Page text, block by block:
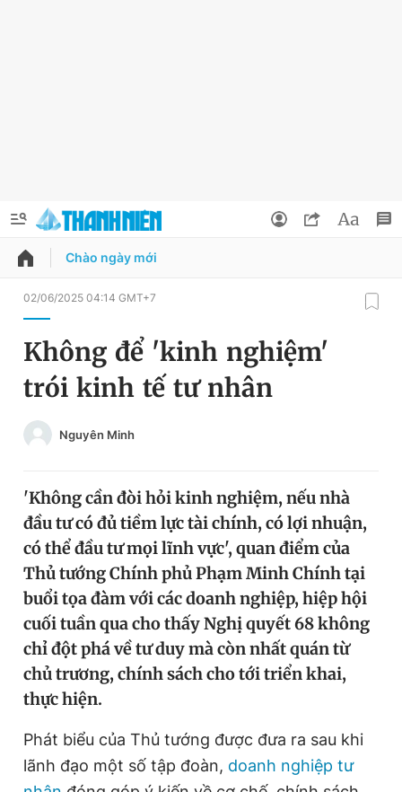
QUẢNG CÁO
Chuyên mục
Chuyên mục khác
Tin thị trường Tin 360
Video Magazine
Sản phẩm khác
Tiện ích Bạn cần biết
Thông tin tòa soạn Liên hệ quảng cáo
Đổi mật khẩu
Tin đã lưu
Tin đã xem
Đăng xuất
Chào ngày mới
02/06/2025 04:14 GMT+7
Không để 'kinh nghiệm'
trói kinh tế tư nhân
Nguyên Minh
'Không cần đòi hỏi kinh nghiệm, nếu nhà
đầu tư có đủ tiềm lực tài chính, có lợi nhuận,
có thể đầu tư mọi lĩnh vực', quan điểm của
Thủ tướng Chính phủ Phạm Minh Chính tại
buổi tọa đàm với các doanh nghiệp, hiệp hội
cuối tuần qua cho thấy Nghị quyết 68 không
chỉ đột phá về tư duy mà còn nhất quán từ
chủ trương, chính sách cho tới triển khai,
thực hiện.
Phát biểu của Thủ tướng được đưa ra sau khi
lãnh đạo một số tập đoàn, doanh nghiệp tư